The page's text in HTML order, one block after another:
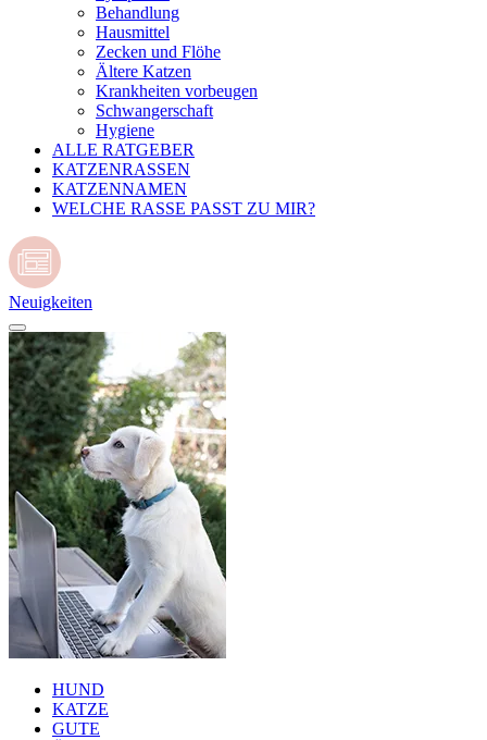
Behandlung
Hausmittel
Zecken und Flöhe
Ältere Katzen
Krankheiten vorbeugen
Schwangerschaft
Hygiene
ALLE RATGEBER
KATZENRASSEN
KATZENNAMEN
WELCHE RASSE PASST ZU MIR?
Neuigkeiten
HUND
KATZE
GUTE